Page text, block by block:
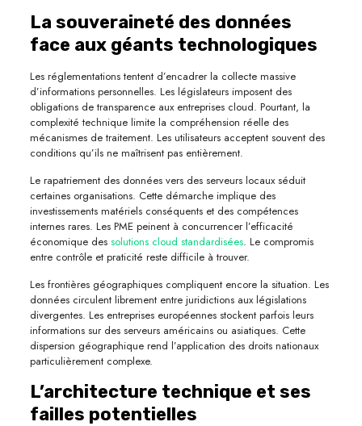
La souveraineté des données
face aux géants technologiques
Les réglementations tentent d’encadrer la collecte massive
d’informations personnelles. Les législateurs imposent des
obligations de transparence aux entreprises cloud. Pourtant, la
complexité technique limite la compréhension réelle des
mécanismes de traitement. Les utilisateurs acceptent souvent des
conditions qu’ils ne maîtrisent pas entièrement.
Le rapatriement des données vers des serveurs locaux séduit
certaines organisations. Cette démarche implique des
investissements matériels conséquents et des compétences
internes rares. Les PME peinent à concurrencer l’efficacité
économique des solutions cloud standardisées. Le compromis
entre contrôle et praticité reste difficile à trouver.
Les frontières géographiques compliquent encore la situation. Les
données circulent librement entre juridictions aux législations
divergentes. Les entreprises européennes stockent parfois leurs
informations sur des serveurs américains ou asiatiques. Cette
dispersion géographique rend l’application des droits nationaux
particulièrement complexe.
L’architecture technique et ses
failles potentielles